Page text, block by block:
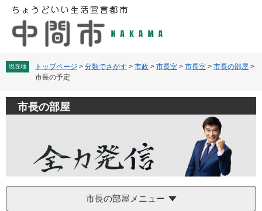
本
現在地 トップページ > 分類でさがす > 市政 > 市長室 > 市長室 > 市長の部屋 >
市長の予定
市長の部屋
市長の部屋メニュー